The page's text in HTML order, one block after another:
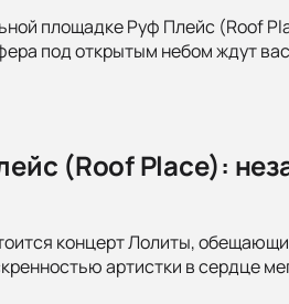
площадке Руф Плейс (Roof
под открытым небом ждут
(Roof Place):
концерт Лолиты,
артистки в сердце